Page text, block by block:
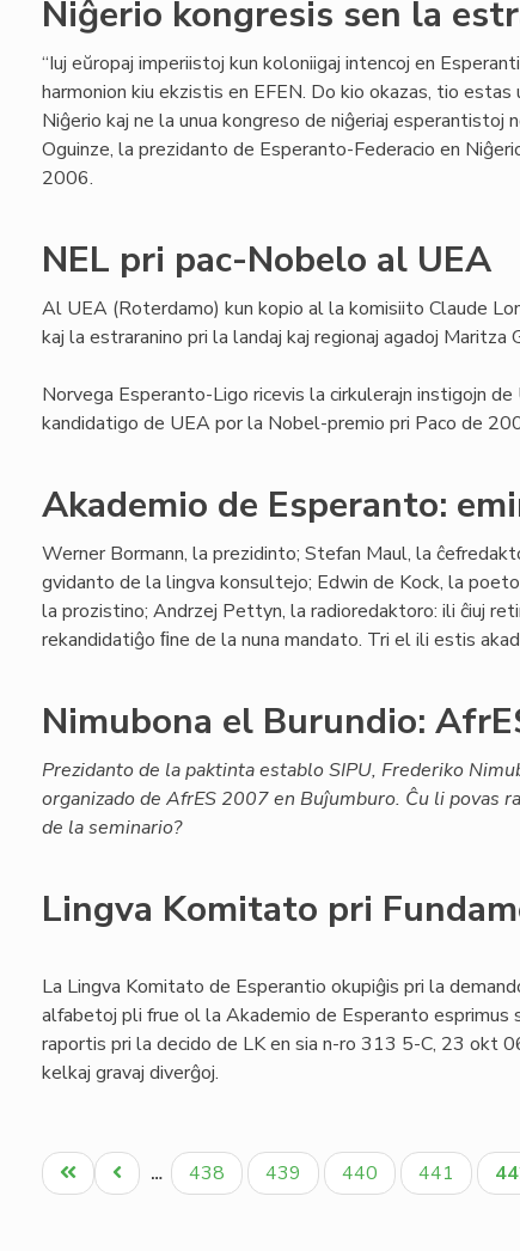
Niĝerio kongresis sen la
“Iuj eŭropaj imperiistoj kun koloniigaj intencoj en
harmonion kiu ekzistis en EFEN. Do kio okazas, tio estas
Niĝerio kaj ne la unua kongreso de niĝeriaj esperantistoj
Oguinze, la prezidanto de Esperanto-Federacio en
2006.
NEL pri pac-Nobelo al UEA
Al UEA (Roterdamo) kun kopio al la komisiito Claude
kaj la estraranino pri la landaj kaj regionaj agadoj Maritza
Norvega Esperanto-Ligo ricevis la cirkulerajn instigojn
kandidatigo de UEA por la Nobel-premio pri Paco de
Akademio de Esperanto:
Werner Bormann, la prezidinto; Stefan Maul, la
gvidanto de la lingva konsultejo; Edwin de Kock, la
la prozistino; Andrzej Pettyn, la radioredaktoro: ili ĉiuj
rekandidatiĝo ﬁne de la nuna mandato. Tri el ili estis
Nimubona el Burundio:
Prezidanto de la paktinta establo SIPU, Frederiko
organizado de AfrES 2007 en Buĵumburo. Ĉu li povas
de la seminario?
Lingva Komitato pri
La Lingva Komitato de Esperantio okupiĝis pri la
alfabetoj pli frue ol la Akademio de Esperanto esprimus
raportis pri la decido de LK en sia n-ro 313 5-C, 23 okt
kelkaj gravaj diverĝoj.
Pagination
Unua
paĝo
Antaŭa
paĝo
… Paĝo
438 Paĝo
439 Paĝo
440 Paĝo
441